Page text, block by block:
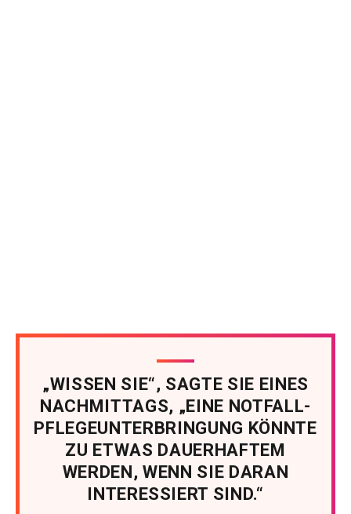
„WISSEN SIE“, SAGTE SIE EINES
NACHMITTAGS, „EINE NOTFALL-
PFLEGEUNTERBRINGUNG KÖNNTE
ZU ETWAS DAUERHAFTEM
WERDEN, WENN SIE DARAN
INTERESSIERT SIND.“